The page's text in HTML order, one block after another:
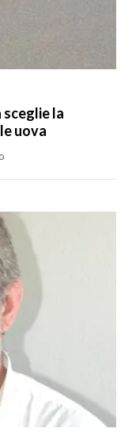
la
uova